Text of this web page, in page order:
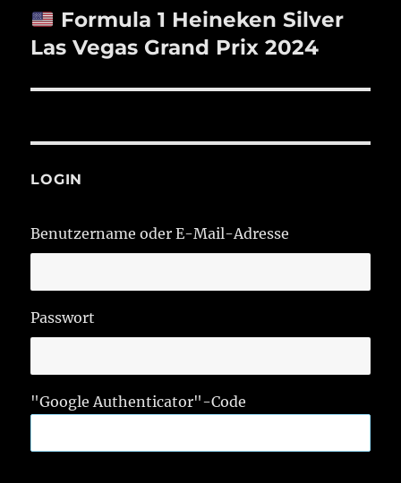
Nächster
Beitrag:
Formula 1 Heineken Silver
Las Vegas Grand Prix 2024
LOGIN
Benutzername oder E-Mail-Adresse
Passwort
"Google Authenticator"-Code